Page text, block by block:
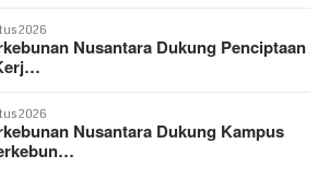
2026
Nusantara Dukung Penciptaan
2026
Nusantara Dukung Kampus